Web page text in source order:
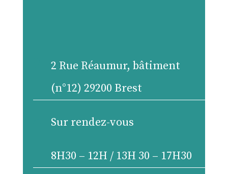
2 Rue Réaumur, bâtiment
(n°12) 29200 Brest
Sur rendez-vous
8H30 – 12H / 13H 30 – 17H30